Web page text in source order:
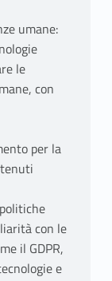
umane:
le
con
per la
con le
il GDPR,
e